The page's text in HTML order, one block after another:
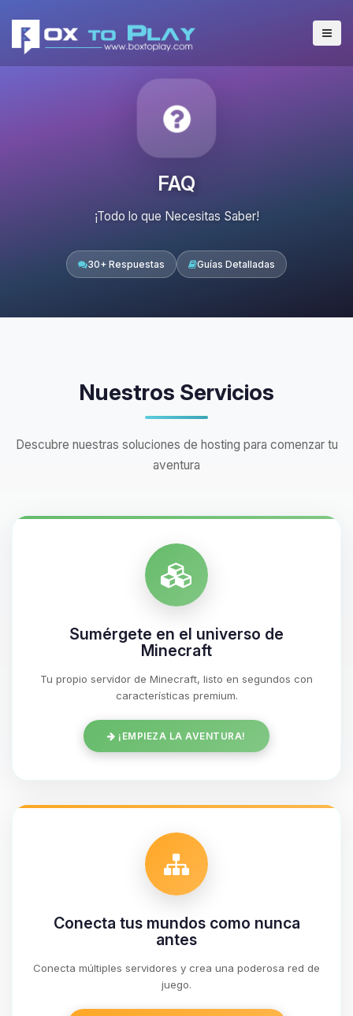
FAQ
¡Todo lo que Necesitas Saber!
30+ Respuestas Guías Detalladas
Nuestros Servicios
Descubre nuestras soluciones de hosting para comenzar tu
aventura
Sumérgete en el universo de
Minecraft
Tu propio servidor de Minecraft, listo en segundos con
características premium.
¡EMPIEZA LA AVENTURA!
Conecta tus mundos como nunca
antes
Conecta múltiples servidores y crea una poderosa red de
juego.
Yupi, por fin alguien con quien